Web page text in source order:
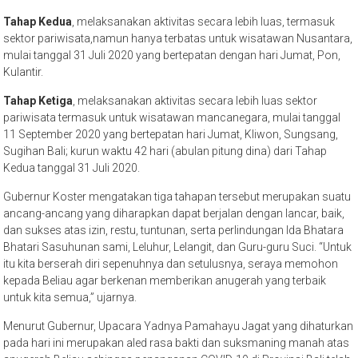
Tahap Kedua , melaksanakan aktivitas secara lebih luas, termasuk
sektor pariwisata,namun hanya terbatas untuk wisatawan Nusantara,
mulai tanggal 31 Juli 2020 yang bertepatan dengan hari Jumat, Pon,
Kulantir.
Tahap Ketiga , melaksanakan aktivitas secara lebih luas sektor
pariwisata termasuk untuk wisatawan mancanegara, mulai tanggal
11 September 2020 yang bertepatan hari Jumat, Kliwon, Sungsang,
Sugihan Bali; kurun waktu 42 hari (abulan pitung dina) dari Tahap
Kedua tanggal 31 Juli 2020.
Gubernur Koster mengatakan tiga tahapan tersebut merupakan suatu
ancang-ancang yang diharapkan dapat berjalan dengan lancar, baik,
dan sukses atas izin, restu, tuntunan, serta perlindungan Ida Bhatara
Bhatari Sasuhunan sami, Leluhur, Lelangit, dan Guru-guru Suci. “Untuk
itu kita berserah diri sepenuhnya dan setulusnya, seraya memohon
kepada Beliau agar berkenan memberikan anugerah yang terbaik
untuk kita semua,” ujarnya.
Menurut Gubernur, Upacara Yadnya Pamahayu Jagat yang dihaturkan
pada hari ini merupakan aled rasa bakti dan suksmaning manah atas